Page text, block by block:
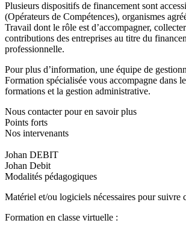
Plusieurs dispositifs de financement sont
(Opérateurs de Compétences), organismes
Travail dont le rôle est d’accompagner,
contributions des entreprises au titre du
professionnelle.
Pour plus d’information, une équipe de
Formation spécialisée vous accompagne dans
formations et la gestion administrative.
Nous contacter pour en savoir plus
Points forts
Nos intervenants
Johan DEBIT
Johan Debit
Modalités pédagogiques
Matériel et/ou logiciels nécessaires pour suivre
Formation en classe virtuelle :